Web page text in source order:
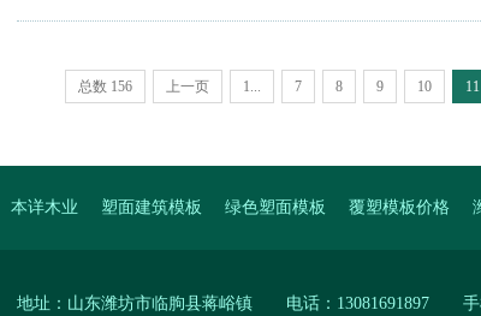
总数 156 上一页 1... 7 8 9 10 11
本详木业 塑面建筑模板 绿色塑面模板 覆塑模板价格
面模板 覆塑模板厂家 塑面模板厂家
地址：山东潍坊市临朐县蒋峪镇 电话：13081691897 手